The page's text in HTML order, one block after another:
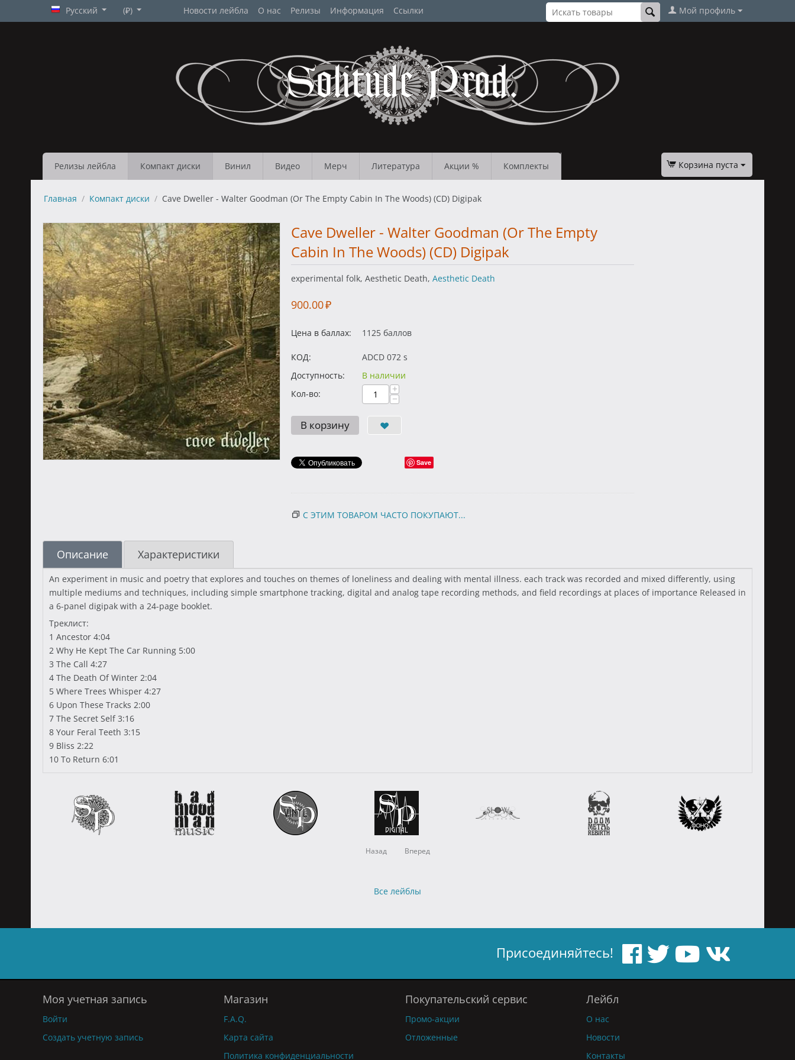
Русский (₽) Новости лейбла О нас Релизы Информация Ссылки Мой профиль
Релизы лейбла Компакт диски Винил Видео Мерч Литература Акции % Комплекты Корзина пуста
Главная / Компакт диски / Cave Dweller - Walter Goodman (Or The Empty Cabin In The Woods) (CD) Digipak
Cave Dweller - Walter Goodman (Or The Empty
Cabin In The Woods) (CD) Digipak
experimental folk, Aesthetic Death, Aesthetic Death
900.00₽
Цена в баллах: 1125 баллов
КОД:
ADCD 072 s
Доступность:
В наличии
Кол-во:
+
−
В корзину
Save
С ЭТИМ ТОВАРОМ ЧАСТО ПОКУПАЮТ...
Описание Характеристики
An experiment in music and poetry that explores and touches on themes of loneliness and dealing with mental illness. each track was recorded and mixed differently, using
multiple mediums and techniques, including simple smartphone tracking, digital and analog tape recording methods, and field recordings at places of importance Released in
a 6-panel digipak with a 24-page booklet.
Треклист:
1 Ancestor 4:04
2 Why He Kept The Car Running 5:00
3 The Call 4:27
4 The Death Of Winter 2:04
5 Where Trees Whisper 4:27
6 Upon These Tracks 2:00
7 The Secret Self 3:16
8 Your Feral Teeth 3:15
9 Bliss 2:22
10 To Return 6:01
Назад Вперед
Все лейблы
Присоединяйтесь!
Моя учетная запись
Войти
Создать учетную запись
Магазин
F.A.Q.
Карта сайта
Политика конфиденциальности
Покупательский сервис
Промо-акции
Отложенные
Лейбл
О нас
Новости
Контакты